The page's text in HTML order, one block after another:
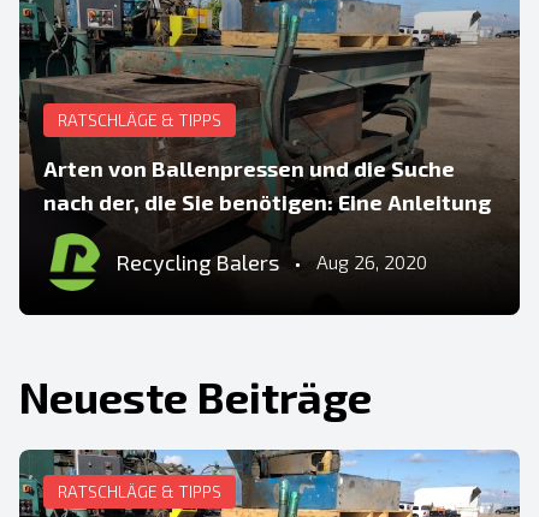
RATSCHLÄGE & TIPPS
Arten von Ballenpressen und die Suche
nach der, die Sie benötigen: Eine Anleitung
Recycling Balers • Aug 26, 2020
Neueste Beiträge
RATSCHLÄGE & TIPPS